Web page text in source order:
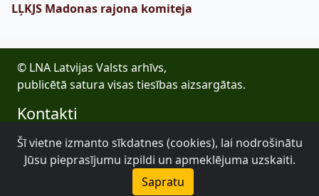
LĻKJS Madonas rajona komiteja
© LNA Latvijas Valsts arhīvs,
publicētā satura visas tiesības aizsargātas.
Kontakti
E-pasts: lva@arhivi.gov.lv
Tālrunis: +371 20027447
Bezdelīgu 1A, Rīga
Šī vietne izmanto sīkdatnes (cookies), lai nodrošinātu
Jūsu pieprasījumu izpildi un apmeklējuma uzskaiti.
Sapratu